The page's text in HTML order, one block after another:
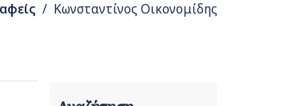
/ Κωνσταντίνος Οικονομίδης